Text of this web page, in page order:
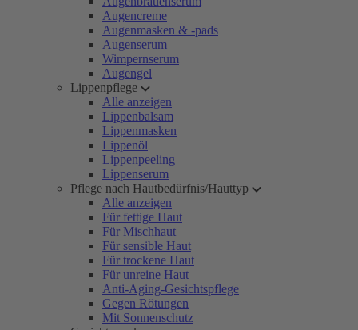
Augencreme
Augenmasken & -pads
Augenserum
Wimpernserum
Augengel
Lippenpflege
Alle anzeigen
Lippenbalsam
Lippenmasken
Lippenöl
Lippenpeeling
Lippenserum
Pflege nach Hautbedürfnis/Hauttyp
Alle anzeigen
Für fettige Haut
Für Mischhaut
Für sensible Haut
Für trockene Haut
Für unreine Haut
Anti-Aging-Gesichtspflege
Gegen Rötungen
Mit Sonnenschutz